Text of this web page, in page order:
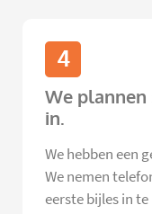
4
We plannen
in.
We hebben een
We nemen
eerste bijles in